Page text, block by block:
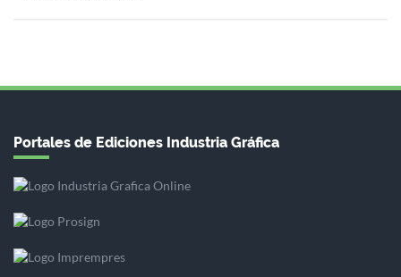
Portales de Ediciones Industria Gráfica